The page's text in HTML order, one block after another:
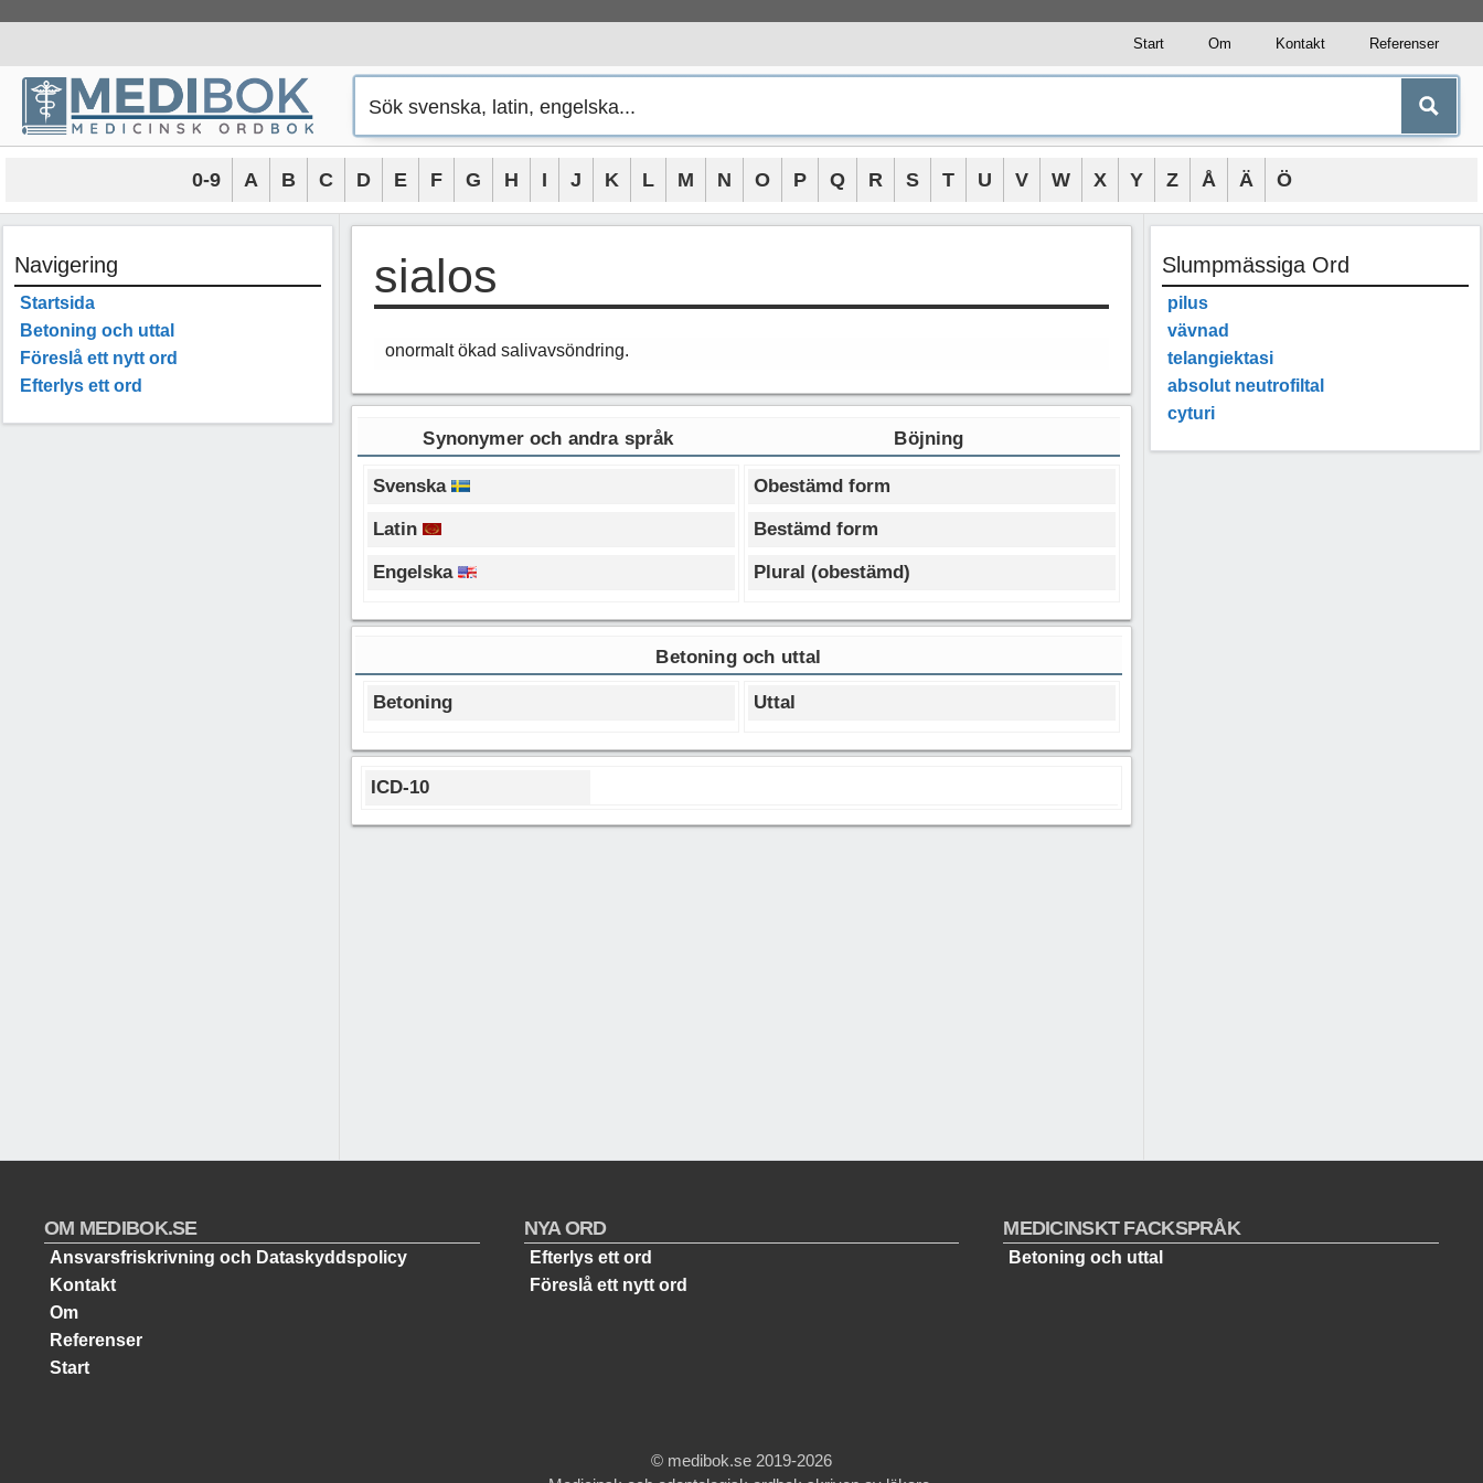
innehåll
Start Om Kontakt Referenser
0-9 A B C D E F G H I J K L M N O P Q R S T U V W X Y Z Å Ä Ö
sialos
onormalt ökad salivavsöndring.
Synonymer och andra språk Böjning
Svenska
Latin
Engelska
Obestämd form
Bestämd form
Plural (obestämd)
Betoning och uttal
Betoning Uttal
ICD-10
Navigering
Startsida
Betoning och uttal
Föreslå ett nytt ord
Efterlys ett ord
Slumpmässiga Ord
pilus
vävnad
telangiektasi
absolut neutrofiltal
cyturi
OM MEDIBOK.SE
Ansvarsfriskrivning och Dataskyddspolicy
Kontakt
Om
Referenser
Start
NYA ORD
Efterlys ett ord
Föreslå ett nytt ord
MEDICINSKT FACKSPRÅK
Betoning och uttal
© medibok.se 2019-2026